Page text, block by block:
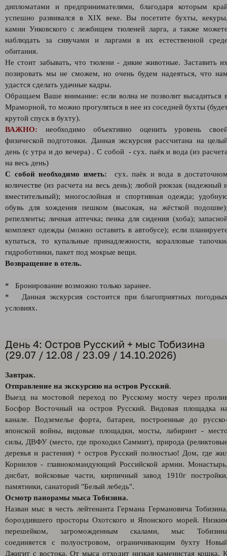
дипломатами и предпринимателями, благодаря которым
успешно развивался в XIX веке. Вы посетите бухты,
камни Унковского с лежбищем тюленей ларга, а также
наблюдать за сивучами и ларгами в их естественной
обитания.
Не стоит забывать, что тюлени - дикие животные. Заставить
позировать мы не сможем, но очень будем надеяться, что
удастся сделать удачные кадры.
Обращаем Ваше внимание: если волна не позволит высадиться
Мраморной, то можно прогуляться в нее из соседней бухты
крутой спуск в бухту).
ВАЖНО: необходимо объективно оценить уровень
физической подготовки. Данная экскурсия рассчитана на
день (с утра и до вечера) . С собой - сух. паёк и вода (из
на весь день)
С собой необходимо иметь:
сух. паёк и вода в
количестве (из расчета на весь день); любой рюкзак (надежный
вместительный); многослойная и спортивная одежда;
обувь для хождения пешком (высокая, на жёсткой
репелленты; личная аптечка; пенка для сидения (хоба);
комплект одежды (можно оставить в автобусе); если
купаться, то купальные принадлежности, коралловые
гидроботинки, пакет под мокрые вещи.
Возвращение в отель.
* Бронирование возможно только заранее.
* Данная экскурсия состоится при благоприятных
условиях.
День 4: Остров Русский + мыс Тобизина
(29.07 / 12.08 / 23.09 / 14.10.2026)
Завтрак.
Отправление на экскурсию на остров Русский.
Выезд на мостовой переход по Русскому мосту через
Босфор Восточный на остров Русский. Видовая площадка
канале. Подземелье форта, батареи, построенные до
японской войны, видовые площадки, мосты, лабиринт -
силы, ДВФУ (место, где проходил Саммит), природа
деревья и растения) + остров Русский полностью! Дом, где
Корнилов - главнокомандующий Российской армии.
дисбат, войсковые части, кирпичный завод 1910г
памятники, санаторий "Белый лебедь".
Осмотр панорамы мыса Тобизина.
Назван мыс в честь лейтенанта Германа Германовича
бороздившего просторы Охотского и Японского морей.
перешейком, загроможденным скалами, мыс
соединяется с полуостровом, ограничивающим бухту
Джигит с востока. От мыса отходит низкая каменистая кошка.